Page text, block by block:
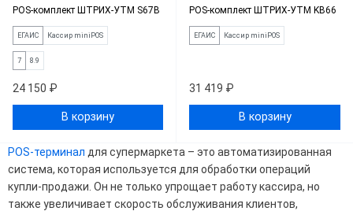
POS-комплект ШТРИХ-УТМ S67B
ЕГАИС Кассир miniPOS
7 8.9
24 150 ₽
В корзину
POS-комплект ШТРИХ-УТМ KB66
ЕГАИС Кассир miniPOS
31 419 ₽
В корзину
POS-терминал для супермаркета – это автоматизированная
система, которая используется для обработки операций
купли-продажи. Он не только упрощает работу кассира, но
также увеличивает скорость обслуживания клиентов,